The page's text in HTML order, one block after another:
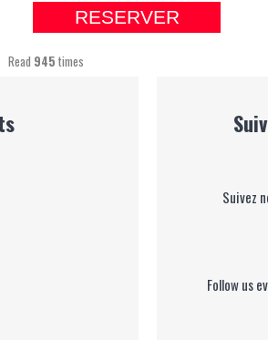
RESERVER
Read 945 times
Suivez
Follow us